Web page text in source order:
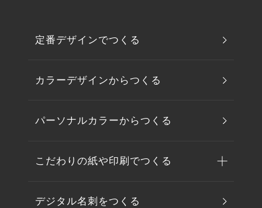
定番デザインでつくる
カラーデザインからつくる
パーソナルカラーからつくる
こだわりの紙や印刷でつくる
デジタル名刺をつくる